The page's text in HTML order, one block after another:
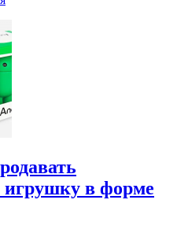
в форме